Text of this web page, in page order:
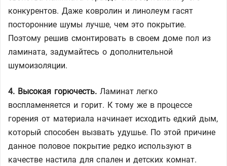
конкурентов. Даже ковролин и линолеум гасят
посторонние шумы лучше, чем это покрытие.
Поэтому решив смонтировать в своем доме пол из
ламината, задумайтесь о дополнительной
шумоизоляции.
4. Высокая горючесть.Ламинат легко
воспламеняется и горит. К тому же в процессе
горения от материала начинает исходить едкий дым,
который способен вызвать удушье. По этой причине
данное половое покрытие редко используют в
качестве настила для спален и детских комнат.